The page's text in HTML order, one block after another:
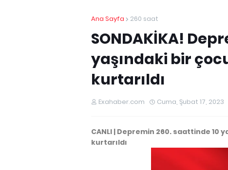
Ana Sayfa 260 saat
SONDAKİKA!
yaşındaki bir
kurtarıldı
Exahaber.com Cuma, Şubat 17, 2023
CANLI | Depremin 260. saattinde 10
kurtarıldı